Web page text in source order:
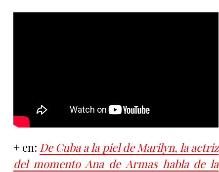
+ en: De Cuba a la piel de Marilyn, la actriz
del momento Ana de Armas habla de la